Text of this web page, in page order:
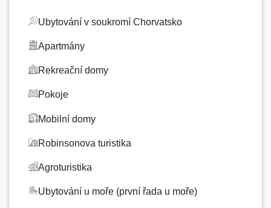
Ubytování v soukromí Chorvatsko
Apartmány
Rekreační domy
Pokoje
Mobilní domy
Robinsonova turistika
Agroturistika
Ubytování u moře (první řada u moře)